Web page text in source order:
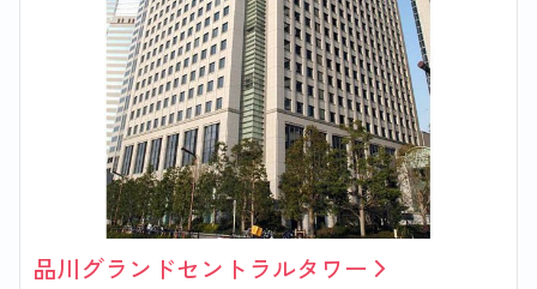
品川グランドセントラルタワー